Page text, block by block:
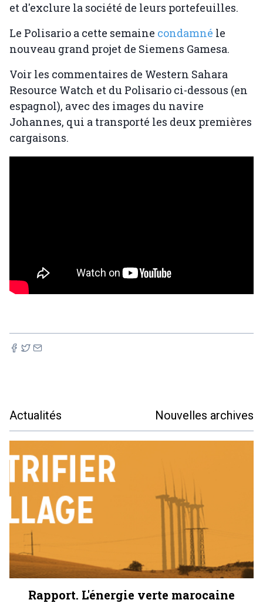
et d'exclure la société de leurs portefeuilles.
Le Polisario a cette semaine condamné le
nouveau grand projet de Siemens Gamesa.
Voir les commentaires de Western Sahara
Resource Watch et du Polisario ci-dessous (en
espagnol), avec des images du navire
Johannes, qui a transporté les deux premières
cargaisons.
Actualités Nouvelles archives
Rapport. L'énergie verte marocaine